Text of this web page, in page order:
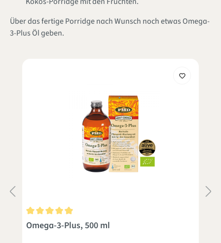
Über das fertige Porridge nach Wunsch noch etwas Omega-
3-Plus Öl geben.
Durchschnittliche Bewertung von 4.9 von 5 Sternen
Omega-3-Plus, 500 ml